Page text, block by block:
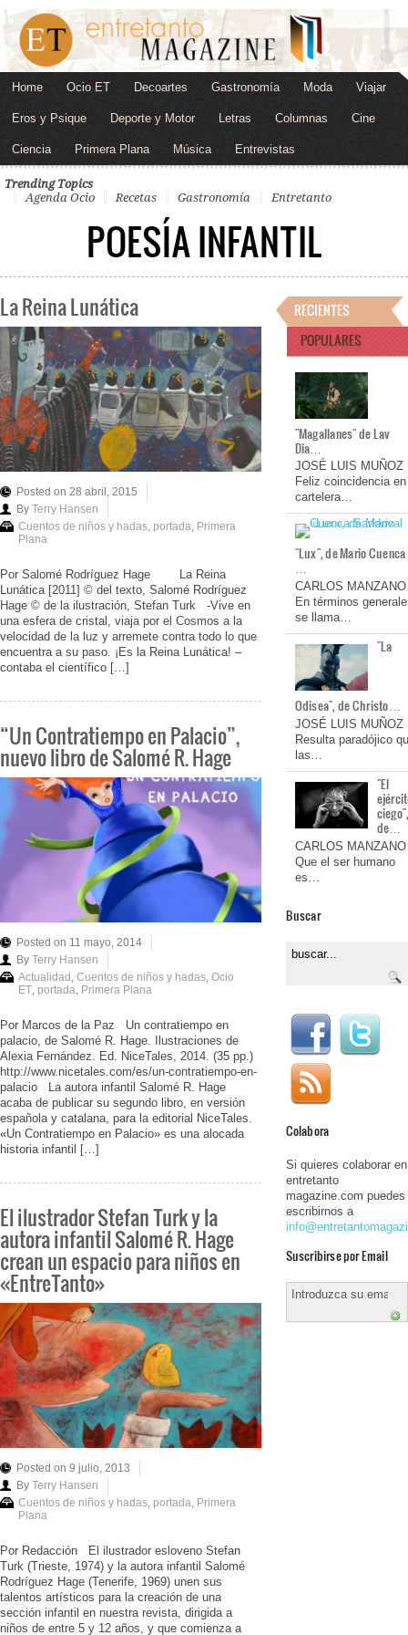
Home Ocio ET Decoartes Gastronomía Moda Viajar
Eros y Psique Deporte y Motor Letras Columnas Cine
Ciencia Primera Plana Música Entrevistas
Trending Topics
Agenda Ocio
Recetas Gastronomía Entretanto
POESÍA INFANTIL
La Reina Lunática
Posted on 28 abril, 2015
By Terry Hansen
Cuentos de niños y hadas, portada, Primera
Plana
Por Salomé Rodríguez Hage La Reina
Lunática [2011] © del texto, Salomé Rodríguez
Hage © de la ilustración, Stefan Turk -Vive en
una esfera de cristal, viaja por el Cosmos a la
velocidad de la luz y arremete contra todo lo que
encuentra a su paso. ¡Es la Reina Lunática! –
contaba el científico […]
“Un Contratiempo en Palacio”,
nuevo libro de Salomé R. Hage
Posted on 11 mayo, 2014
By Terry Hansen
Actualidad , Cuentos de niños y hadas, Ocio
ET, portada, Primera Plana
Por Marcos de la Paz Un contratiempo en
palacio, de Salomé R. Hage. Ilustraciones de
Alexia Fernández. Ed. NiceTales, 2014. (35 pp.)
http://www.nicetales.com/es/un-contratiempo-en-
palacio La autora infantil Salomé R. Hage
acaba de publicar su segundo libro, en versión
española y catalana, para la editorial NiceTales.
«Un Contratiempo en Palacio» es una alocada
historia infantil […]
El ilustrador Stefan Turk y la
autora infantil Salomé R. Hage
crean un espacio para niños en
«EntreTanto»
Posted on 9 julio, 2013
By Terry Hansen
Cuentos de niños y hadas, portada, Primera
Plana
Por Redacción El ilustrador esloveno Stefan
Turk (Trieste, 1974) y la autora infantil Salomé
Rodríguez Hage (Tenerife, 1969) unen sus
talentos artísticos para la creación de una
sección infantil en nuestra revista, dirigida a
niños de entre 5 y 12 años, y que comienza a
RECIENTES
POPULARES
"Magallanes" de Lav
Dia…
JOSÉ LUIS MUÑOZ
Feliz coincidencia en
cartelera…
"Lux", de Mario Cuenca
…
CARLOS MANZANO
En términos
se llama…
"La
Odisea", de Christo…
JOSÉ LUIS MUÑOZ
Resulta paradójico
las…
"El
de…
CARLOS MANZANO
Que el ser humano
es…
Buscar
Colabora
Si quieres colaborar en
entretanto
magazine.com puedes
escribirnos a
Suscribirse por Email